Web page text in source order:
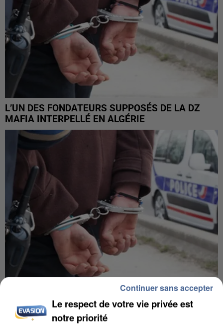
L’UN DES FONDATEURS SUPPOSÉS DE LA DZ
MAFIA INTERPELLÉ EN ALGÉRIE
UN SECOND CADRE DE LA DZ MAFIA
INTERPELLÉ EN ALGÉRIE
Le respect de votre vie privée est
notre priorité
Continuer sans accepter